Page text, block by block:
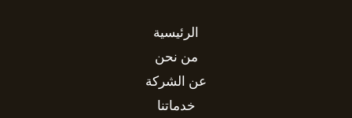
الرئيسية
من نحن
عن الشركة
خدماتنا